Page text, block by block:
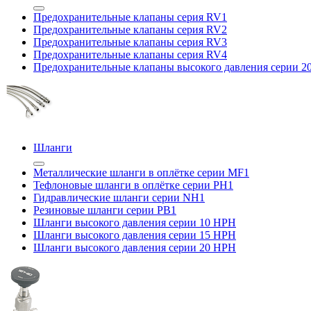
Предохранительные клапаны серия RV1
Предохранительные клапаны серия RV2
Предохранительные клапаны серия RV3
Предохранительные клапаны серия RV4
Предохранительные клапаны высокого давления серии
Шланги
Металлические шланги в оплётке серии MF1
Тефлоновые шланги в оплётке серии PH1
Гидравлические шланги серии NH1
Резиновые шланги серии PB1
Шланги высокого давления серии 10 HPH
Шланги высокого давления серии 15 HPH
Шланги высокого давления серии 20 HPH